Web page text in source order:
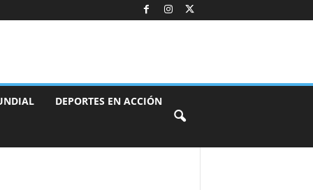
DEPORTES EN ACCIÓN